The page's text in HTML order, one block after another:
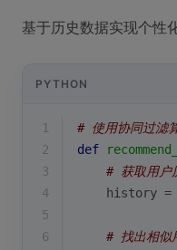
基于历史数据实现个性
PYTHON
1
# 使用协同过滤
2
def
3
# 获取用户
4
history =
5
6
# 找出相似